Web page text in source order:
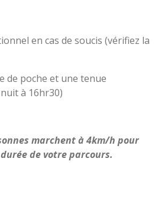
en cas de soucis (vérifiez la
de poche et une tenue
à 16hr30)
marchent à 4km/h pour
de votre parcours.